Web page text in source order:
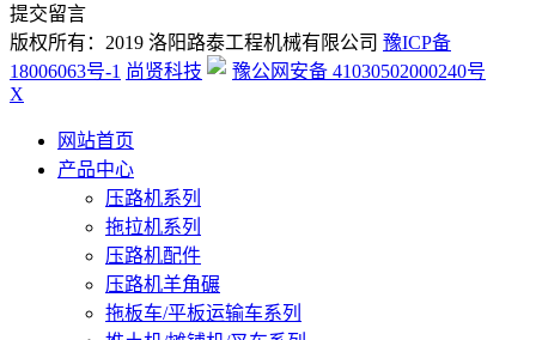
提交留言
版权所有：2019 洛阳路泰工程机械有限公司 豫ICP备
18006063号-1 尚贤科技
豫公网安备 41030502000240号
X
网站首页
产品中心
压路机系列
拖拉机系列
压路机配件
压路机羊角碾
拖板车/平板运输车系列